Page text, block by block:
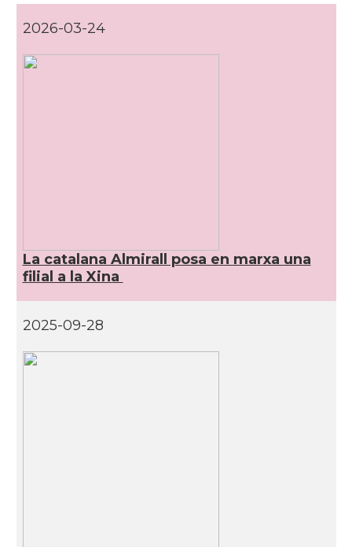
2026-03-24
La catalana Almirall posa en marxa una
filial a la Xina
2025-09-28